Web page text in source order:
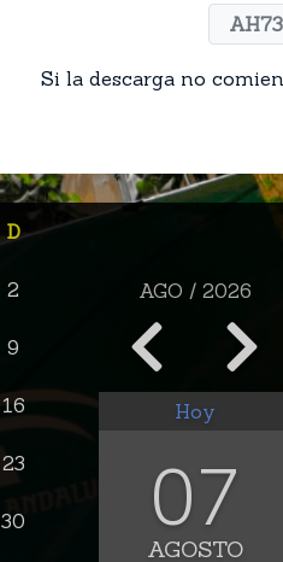
Si la descarga no
D
2
9
16
23
30
AGO / 2026
Hoy
07
AGOSTO